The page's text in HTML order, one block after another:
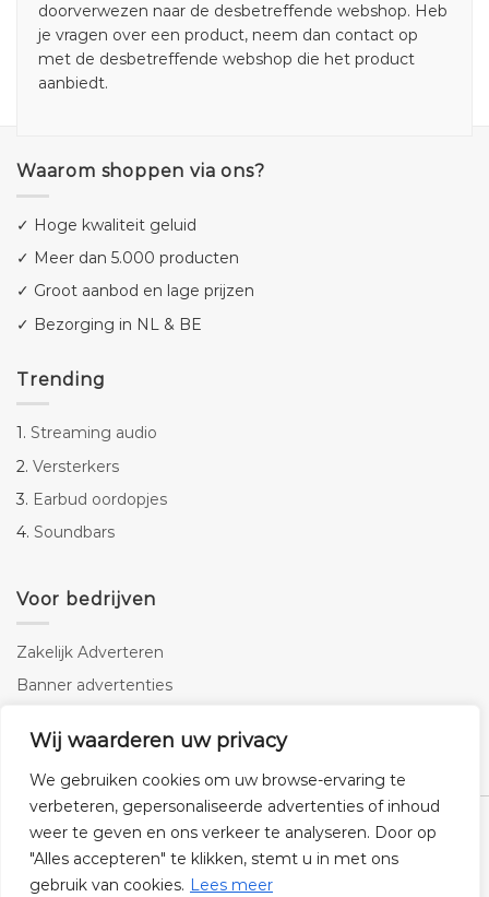
Wij waarderen uw privacy
We gebruiken cookies om uw browse-ervaring te
verbeteren, gepersonaliseerde advertenties of inhoud
weer te geven en ons verkeer te analyseren. Door op
"Alles accepteren" te klikken, stemt u in met ons
gebruik van cookies. Lees meer
doorverwezen naar de desbetreffende webshop. Heb
je vragen over een product, neem dan contact op
met de desbetreffende webshop die het product
aanbiedt.
Waarom shoppen via ons?
✓ Hoge kwaliteit geluid
✓ Meer dan 5.000 producten
✓ Groot aanbod en lage prijzen
✓ Bezorging in NL & BE
Trending
1. Streaming audio
2. Versterkers
3. Earbud oordopjes
4. Soundbars
Voor bedrijven
Zakelijk Adverteren
Banner advertenties
SEO copywriting